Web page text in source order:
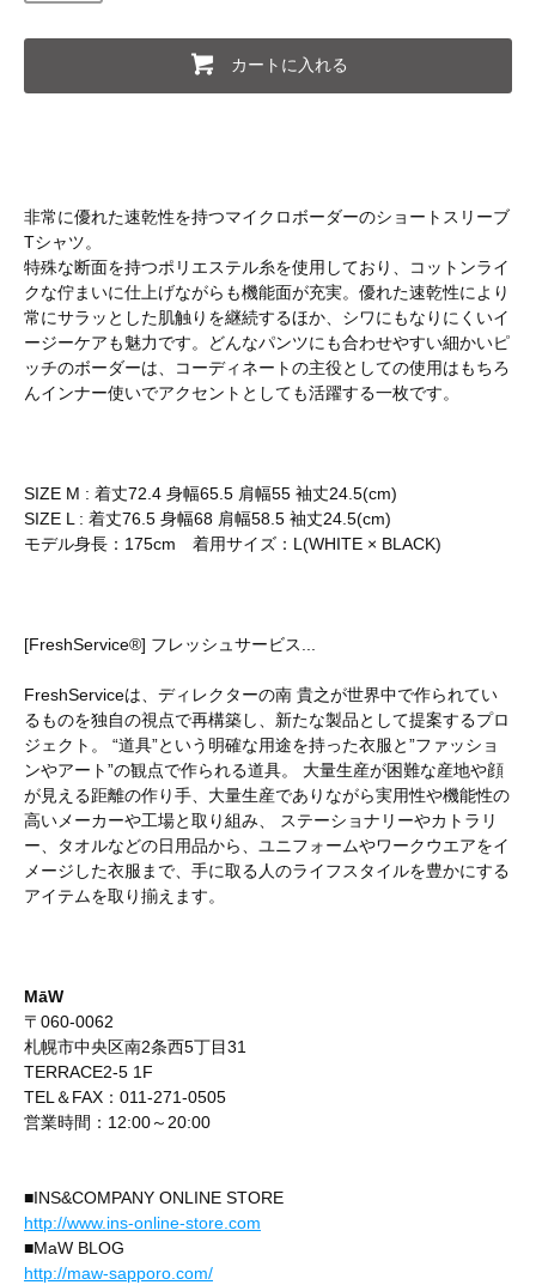
カートに入れる
非常に優れた速乾性を持つマイクロボーダーのショートスリーブ
Tシャツ。
特殊な断面を持つポリエステル糸を使用しており、コットンライ
クな佇まいに仕上げながらも機能面が充実。優れた速乾性により
常にサラッとした肌触りを継続するほか、シワにもなりにくいイ
ージーケアも魅力です。どんなパンツにも合わせやすい細かいピ
ッチのボーダーは、コーディネートの主役としての使用はもちろ
んインナー使いでアクセントとしても活躍する一枚です。
SIZE M : 着丈72.4 身幅65.5 肩幅55 袖丈24.5(cm)
SIZE L : 着丈76.5 身幅68 肩幅58.5 袖丈24.5(cm)
モデル身長：175cm 着用サイズ：L(WHITE × BLACK)
[FreshService®] フレッシュサービス...
FreshServiceは、ディレクターの南 貴之が世界中で作られてい
るものを独自の視点で再構築し、新たな製品として提案するプロ
ジェクト。 “道具”という明確な用途を持った衣服と”ファッショ
ンやアート”の観点で作られる道具。 大量生産が困難な産地や顔
が見える距離の作り手、大量生産でありながら実用性や機能性の
高いメーカーや工場と取り組み、 ステーショナリーやカトラリ
ー、タオルなどの日用品から、ユニフォームやワークウエアをイ
メージした衣服まで、手に取る人のライフスタイルを豊かにする
アイテムを取り揃えます。
MāW
〒060-0062
札幌市中央区南2条西5丁目31
TERRACE2-5 1F
TEL＆FAX：011-271-0505
営業時間：12:00～20:00
■INS&COMPANY ONLINE STORE
http://www.ins-online-store.com
■MaW BLOG
http://maw-sapporo.com/